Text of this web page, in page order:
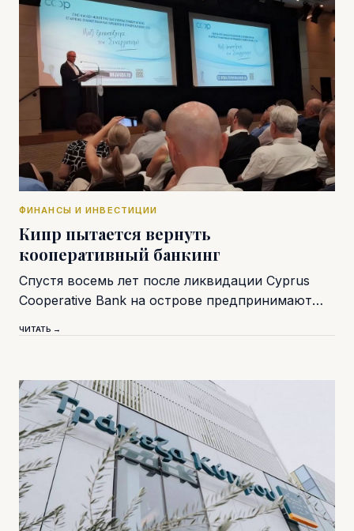
ФИНАНСЫ И ИНВЕСТИЦИИ
Кипр пытается вернуть
кооперативный банкинг
Спустя восемь лет после ликвидации Cyprus
Cooperative Bank на острове предпринимают…
ЧИТАТЬ →